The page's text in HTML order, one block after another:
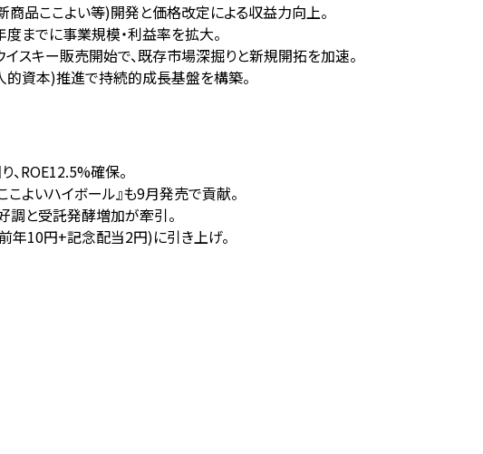
品ここよい等)開発と価格改定による収益力向上。
までに事業規模・利益率を拡大。
キー販売開始で、既存市場深掘りと新規開拓を加速。
的資本)推進で持続的成長基盤を構築。
ROE12.5%確保。
よいハイボール』も9月発売で貢献。
と受託発酵増加が牽引。
年10円+記念配当2円)に引き上げ。